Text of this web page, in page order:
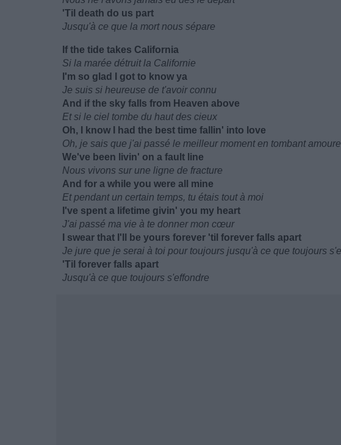
'Til death do us part
Jusqu'à ce que la mort nous sépare
If the tide takes California
Si la marée détruit la Californie
I'm so glad I got to know ya
Je suis si heureuse de t'avoir connu
And if the sky falls from Heaven above
Et si le ciel tombe du haut des cieux
Oh, I know I had the best time fallin' into love
Oh, je sais que j'ai passé le meilleur moment en tombant
We've been livin' on a fault line
Nous vivons sur une ligne de fracture
And for a while you were all mine
Et pendant un certain temps, tu étais tout à moi
I've spent a lifetime givin' you my heart
J'ai passé ma vie à te donner mon cœur
I swear that I'll be yours forever 'til forever falls apart
Je jure que je serai à toi pour toujours jusqu'à ce que toujours
'Til forever falls apart
Jusqu'à ce que toujours s'effondre